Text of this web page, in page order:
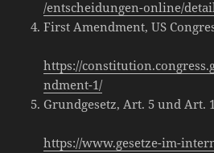
/entscheidungen-online/
First Amendment, US
https://
ndment-1/
Grundgesetz, Art. 5 und Art.
https://www.gesetze-im-